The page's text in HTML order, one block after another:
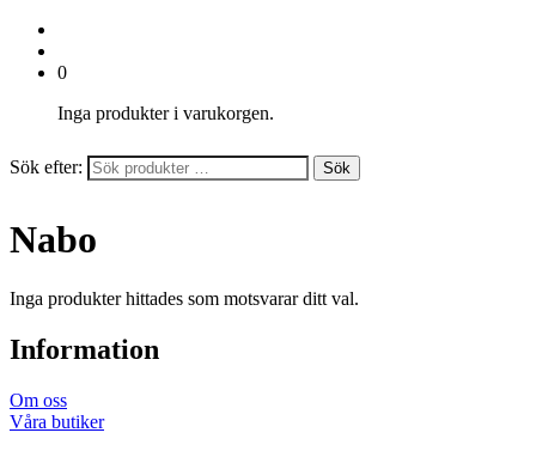
0
Inga produkter i varukorgen.
Sök efter: Sök
Nabo
Inga produkter hittades som motsvarar ditt val.
Information
Om oss
Våra butiker